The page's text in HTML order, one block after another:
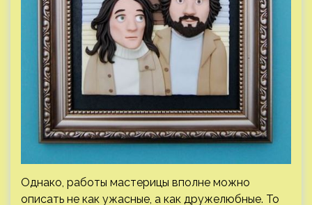
Однако, работы мастерицы вполне можно
описать не как ужасные, а как дружелюбные. То